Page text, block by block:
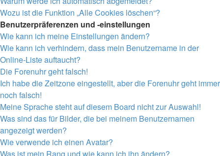
Wozu ist die Funktion „Alle Cookies löschen“?
Benutzerpräferenzen und -einstellungen
Wie kann ich meine Einstellungen ändern?
Wie kann ich verhindern, dass mein Benutzername in der
Online-Liste auftaucht?
Die Forenuhr geht falsch!
Ich habe die Zeitzone eingestellt, aber die Forenuhr geht immer
noch falsch!
Meine Sprache steht auf diesem Board nicht zur Auswahl!
Was sind das für Bilder, die bei meinem Benutzernamen
angezeigt werden?
Wie verwende ich einen Avatar?